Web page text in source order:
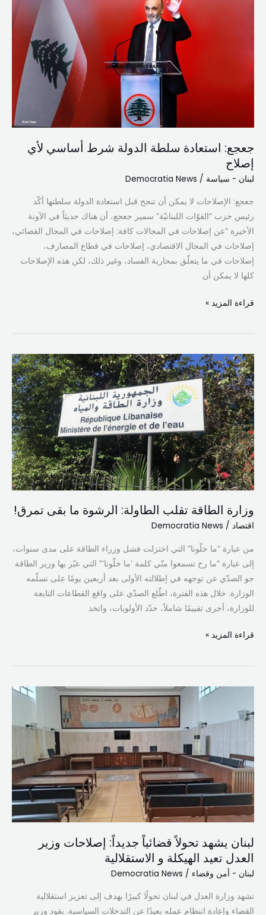
جعجع: استعادة سلطة الدولة شرط أساسي لأي
إصلاح
لبنان - سياسة /
Democratia News
جعجع: الإصلاحات لا يمكن أن تنجح قبل استعادة الدولة سلطتها أكّد
رئيس حزب “القوّات اللبنانيّة” سمير جعجع، أن هناك حديثاً في الآونة
الأخيرة “عن إصلاحات في المجالات كافة: إصلاحات في المجال القضائي،
إصلاحات في المجال الاقتصادي، إصلاحات في قطاع المصارف،
إصلاحات في ما يتعلّق بمحاربة الفساد، وغير ذلك، لكن هذه الإصلاحات
كلها لا يمكن أن
قراءة المزيد »
وزارة الطاقة تقلب الطاولة: الرشوة ما بقى تمرق!
اقتصاد /
Democratia News
من عبارة “ما خلّونا” التي اختزلت فشل وزراء الطاقة على مدى سنوات،
إلى عبارة “ما رح تسمعوا منّي كلمة ‘ما خلّونا’” التي عبّر بها وزير الطاقة
جو الصدّي عن توجهه في إطلالته الأولى بعد أربعين يومًا على تسلّمه
الوزارة. خلال هذه الفترة، اطّلع الصدّي على واقع القطاعات التابعة
للوزارة، أجرى تقييمًا شاملاً، حدّد الأولويات، واتخذ
وزارة
الطاقة
تقلب
الطاولة:
الرشوة
ما
بقى
تمرق!
قراءة المزيد »
لبنان يشهد تحولاً قضائياً جديداً: إصلاحات وزير
العدل تعيد الهيكلة و الاستقلالية
لبنان - أمن وقضاء /
Democratia News
تشهد وزارة العدل في لبنان تحولًا كبيرًا يهدف إلى تعزيز استقلالية
القضاء وإعادة انتظام عمله بعيدًا عن التدخلات السياسية. يقود وزير
يشهد
تحولاً
جديداً:
إصلاحات
وزير
العدل
تعيد
و
الاستقلالية